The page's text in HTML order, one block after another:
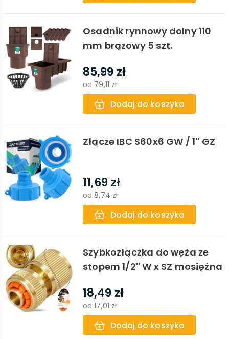
Osadnik rynnowy dolny 110
mm brązowy 5 szt.
85,99 zł
od 79,11 zł
Dodaj do koszyka
Złącze IBC S60x6 GW / 1'' GZ
11,69 zł
od8,74 zł
Dodaj do koszyka
Szybkozłączka do węża ze
stopem 1/2'' W x SZ mosiężna
18,49 zł
od17,01 zł
Dodaj do koszyka